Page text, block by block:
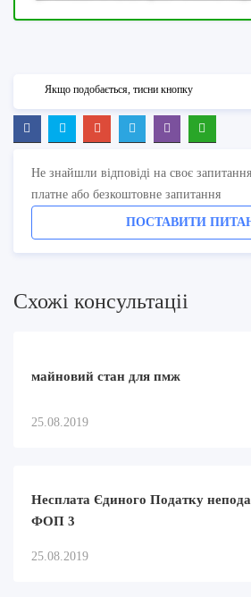
Якщо подобається, тисни кнопку
Не знайшли відповіді на своє
платне або безкоштовне запитання
ПОСТАВИТИ
Схожi консультацii
майновий стан для пмж
25.08.2019
Несплата Єдиного Податку
ФОП 3
25.08.2019